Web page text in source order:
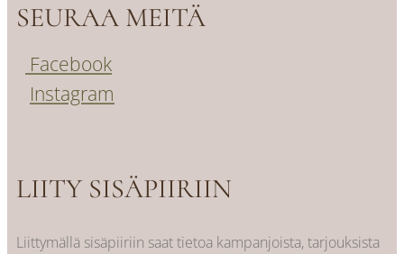
SEURAA MEITÄ
Facebook
Instagram
LIITY SISÄPIIRIIN
Liittymällä sisäpiiriin saat tietoa kampanjoista, tarjouksista